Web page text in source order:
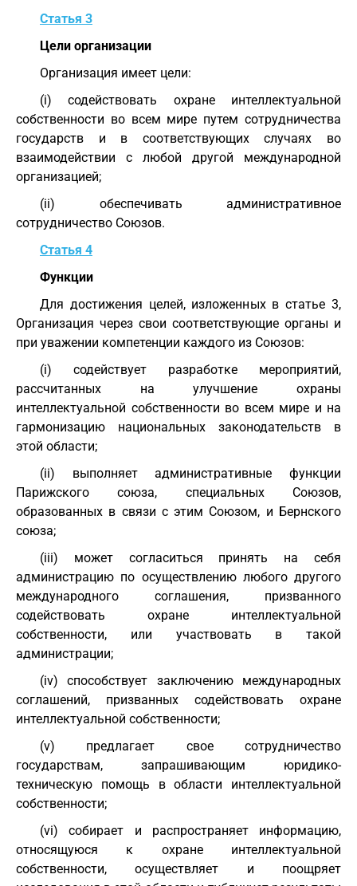
Статья 3
Цели организации
Организация имеет цели:
(i) содействовать охране интеллектуальной
собственности во всем мире путем сотрудничества
государств и в соответствующих случаях во
взаимодействии с любой другой международной
организацией;
(ii) обеспечивать административное
сотрудничество Союзов.
Статья 4
Функции
Для достижения целей, изложенных в статье 3,
Организация через свои соответствующие органы и
при уважении компетенции каждого из Союзов:
(i) содействует разработке мероприятий,
рассчитанных на улучшение охраны
интеллектуальной собственности во всем мире и на
гармонизацию национальных законодательств в
этой области;
(ii) выполняет административные функции
Парижского союза, специальных Союзов,
образованных в связи с этим Союзом, и Бернского
союза;
(iii) может согласиться принять на себя
администрацию по осуществлению любого другого
международного соглашения, призванного
содействовать охране интеллектуальной
собственности, или участвовать в такой
администрации;
(iv) способствует заключению международных
соглашений, призванных содействовать охране
интеллектуальной собственности;
(v) предлагает свое сотрудничество
государствам, запрашивающим юридико-
техническую помощь в области интеллектуальной
собственности;
(vi) собирает и распространяет информацию,
относящуюся к охране интеллектуальной
собственности, осуществляет и поощряет